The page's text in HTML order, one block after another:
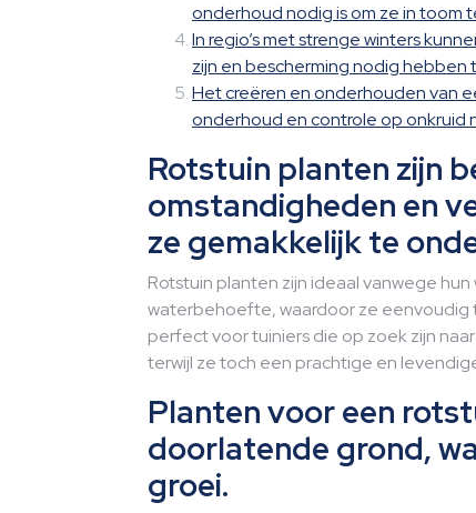
onderhoud nodig is om ze in toom
In regio’s met strenge winters
zijn en bescherming nodig hebben
Het creëren en onderhouden van
onderhoud en controle op onkruid
Rotstuin planten zijn
omstandigheden en
ze gemakkelijk te
Rotstuin planten zijn ideaal vanwege
waterbehoefte, waardoor ze eenvoudig
perfect voor tuiniers die op zoek zijn
terwijl ze toch een prachtige en
Planten voor een
doorlatende grond,
groei.